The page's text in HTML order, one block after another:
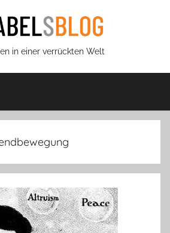
in einer verrückten Welt